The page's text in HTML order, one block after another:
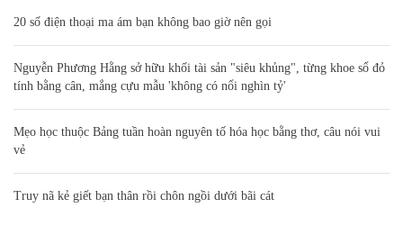
20 số điện thoại ma ám bạn không bao giờ nên gọi
Nguyễn Phương Hằng sở hữu khối tài sản "siêu khủng", từng khoe sổ đỏ
tính bằng cân, mắng cựu mẫu 'không có nổi nghìn tỷ'
Mẹo học thuộc Bảng tuần hoàn nguyên tố hóa học bằng thơ, câu nói vui
vẻ
Truy nã kẻ giết bạn thân rồi chôn ngồi dưới bãi cát